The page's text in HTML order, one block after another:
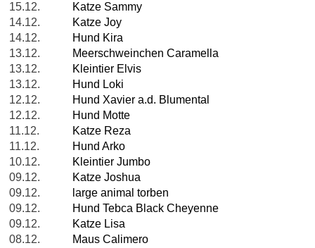
15.12.
Katze Sammy
14.12.
Katze Joy
14.12.
Hund Kira
13.12.
Meerschweinchen Caramella
13.12.
Kleintier Elvis
13.12.
Hund Loki
12.12.
Hund Xavier a.d. Blumental
12.12.
Hund Motte
11.12.
Katze Reza
11.12.
Hund Arko
10.12.
Kleintier Jumbo
09.12.
Katze Joshua
09.12.
large animal torben
09.12.
Hund Tebca Black Cheyenne
09.12.
Katze Lisa
08.12.
Maus Calimero